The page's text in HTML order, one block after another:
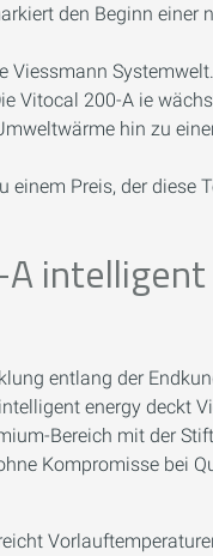
den Beginn einer
Viessmann
Vitocal 200-A ie
hin zu
Preis, der diese
entlang der
energy deckt
Bereich mit der
Kompromisse bei